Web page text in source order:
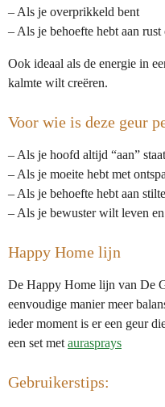
– Als je overprikkeld bent
– Als je behoefte hebt aan rust
Ook ideaal als de energie in
kalmte wilt creëren.
Voor wie is deze geur
– Als je hoofd altijd “aan” staat
– Als je moeite hebt met
– Als je behoefte hebt aan
– Als je bewuster wilt leven
Happy Home lijn
De Happy Home lijn van De
eenvoudige manier meer
ieder moment is er een geur
een set met aurasprays
Gebruikerstips: